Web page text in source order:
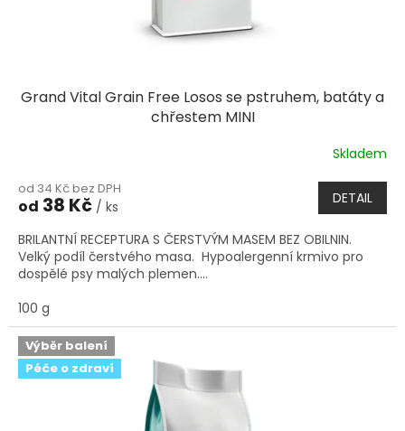
Grand Vital Grain Free Losos se pstruhem, batáty a
chřestem MINI
Skladem
od 34 Kč bez DPH
od 38 Kč / ks DETAIL
BRILANTNÍ RECEPTURA S ČERSTVÝM MASEM BEZ OBILNIN.
Velký podíl čerstvého masa. Hypoalergenní krmivo pro
dospělé psy malých plemen....
100 g
Výběr balení
Péče o zdraví